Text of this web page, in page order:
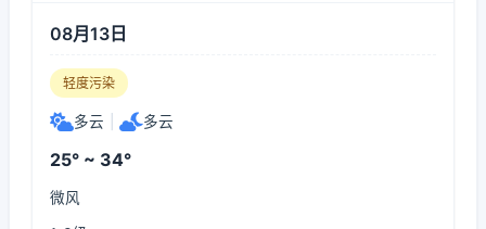
08月13日
轻度污染
多云 多云
25° ~ 34°
微风